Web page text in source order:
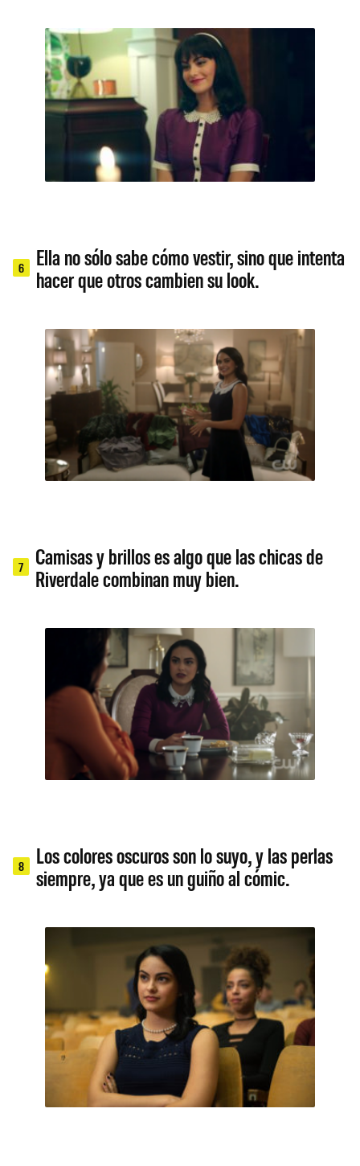
6
Ella no sólo sabe cómo vestir, sino que intenta
hacer que otros cambien su look.
7
Camisas y brillos es algo que las chicas de
Riverdale combinan muy bien.
8
Los colores oscuros son lo suyo, y las perlas
siempre, ya que es un guiño al cómic.